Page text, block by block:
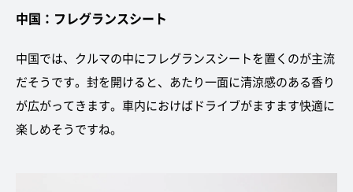
中国：フレグランスシート
中国では、クルマの中にフレグランスシートを置くのが主流
だそうです。封を開けると、あたり一面に清涼感のある香り
が広がってきます。車内におけばドライブがますます快適に
楽しめそうですね。